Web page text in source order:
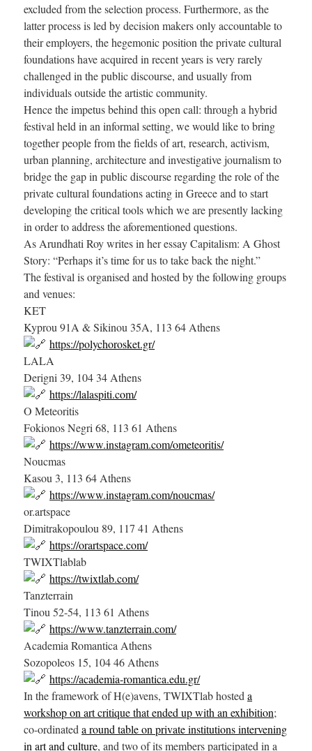
excluded from the selection process. Furthermore, as the
latter process is led by decision makers only accountable to
their employers, the hegemonic position the private cultural
foundations have acquired in recent years is very rarely
challenged in the public discourse, and usually from
individuals outside the artistic community.
Hence the impetus behind this open call: through a hybrid
festival held in an informal setting, we would like to bring
together people from the fields of art, research, activism,
urban planning, architecture and investigative journalism to
bridge the gap in public discourse regarding the role of the
private cultural foundations acting in Greece and to start
developing the critical tools which we are presently lacking
in order to address the aforementioned questions.
As Arundhati Roy writes in her essay Capitalism: A Ghost
Story: “Perhaps it’s time for us to take back the night.”
The festival is organised and hosted by the following groups
and venues:
KET
Kyprou 91Α & Sikinou 35Α, 113 64 Athens
https://polychorosket.gr/
LALA
Derigni 39, 104 34 Athens
https://lalaspiti.com/
O Meteoritis
Fokionos Negri 68, 113 61 Athens
https://www.instagram.com/ometeoritis/
Noucmas
Kasou 3, 113 64 Athens
https://www.instagram.com/noucmas/
or.artspace
Dimitrakopoulou 89, 117 41 Athens
https://orartspace.com/
TWIXTlablab
https://twixtlab.com/
Tanzterrain
Tinou 52-54, 113 61 Athens
https://www.tanzterrain.com/
Academia Romantica Athens
Sozopoleos 15, 104 46 Athens
https://academia-romantica.edu.gr/
In the framework of H(e)avens, TWIXTlab hosteda
workshop on art critique that ended up with an exhibition;
co-ordinateda round table on private institutions intervening
in art and culture, and two of its members participated in a